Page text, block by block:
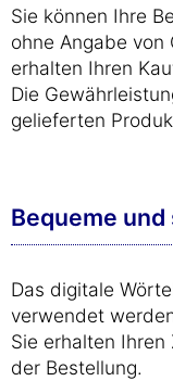
Sie können Ihre
ohne Angabe von
erhalten Ihren
Die
gelieferten
Bequeme
Das digitale
verwendet
Sie erhalten
der Bestellung.